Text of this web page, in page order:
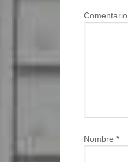
Comentario
Nombre *